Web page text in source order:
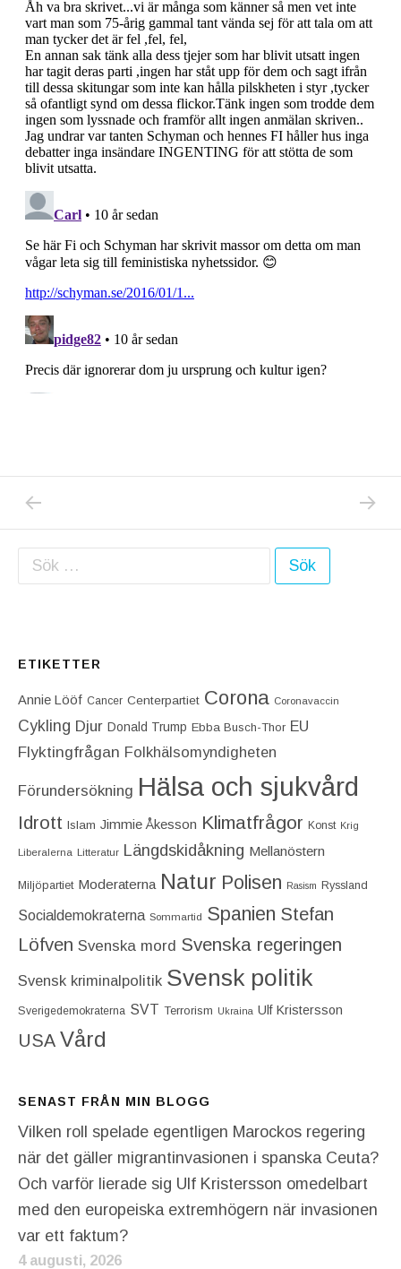
Inläggsnavigering
PREVIOUS POST: MAGISK TV-GALA MOT
NEXT
Sök efter:
ETIKETTER
Annie Lööf Cancer Centerpartiet‎ Corona Coronavaccin
Cykling Djur Donald Trump Ebba Busch-Thor EU
Flyktingfrågan Folkhälsomyndigheten
Förundersökning Hälsa och sjukvård
Idrott Islam Jimmie Åkesson Klimatfrågor Konst Krig
Liberalerna Litteratur Längdskidåkning Mellanöstern
Miljöpartiet Moderaterna Natur Polisen Rasism Ryssland
Socialdemokraterna Sommartid Spanien Stefan
Löfven Svenska mord Svenska regeringen
Svensk kriminalpolitik Svensk politik
Sverigedemokraterna SVT Terrorism Ukraina Ulf Kristersson
USA Vård
SENAST FRÅN MIN BLOGG
Vilken roll spelade egentligen Marockos regering
när det gäller migrantinvasionen i spanska Ceuta?
Och varför lierade sig Ulf Kristersson omedelbart
med den europeiska extremhögern när invasionen
var ett faktum?
4 augusti, 2026